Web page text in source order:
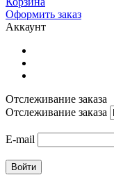
Оформить заказ
Аккаунт
Отслеживание заказа
Отслеживание заказа
E-mail
Войти